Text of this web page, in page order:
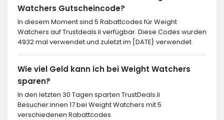
Watchers Gutscheincode?
In diesem Moment sind 5 Rabattcodes für Weight
Watchers auf Trustdeals.li verfügbar. Diese Codes wurden
4932 mal verwendet und zuletzt im [DATE} verwendet.
Wie viel Geld kann ich bei Weight Watchers
sparen?
In den letzten 30 Tagen sparten TrustDeals.li
Besucher:innen 17 bei Weight Watchers mit 5
verschiedenen Rabattcodes.